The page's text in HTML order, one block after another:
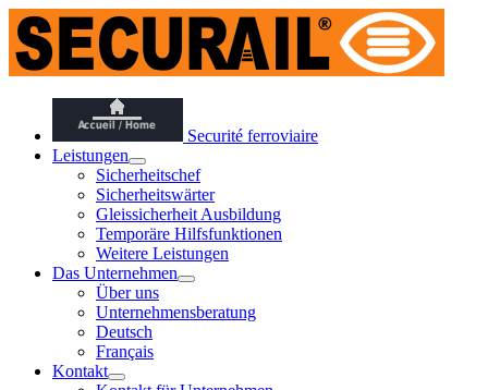
Securité ferroviaire
Leistungen
Sicherheitschef
Sicherheitswärter
Gleissicherheit Ausbildung
Temporäre Hilfsfunktionen
Weitere Leistungen
Das Unternehmen
Über uns
Unternehmensberatung
Deutsch
Français
Kontakt